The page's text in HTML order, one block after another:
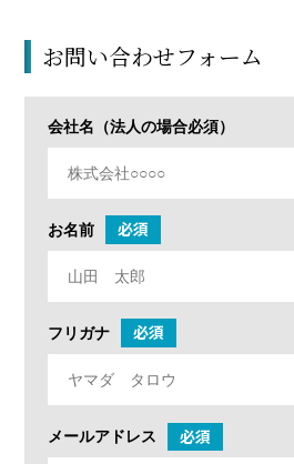
お問い合わせフォーム
会社名 （法人の場合必須）
お名前 必須
フリガナ 必須
メールアドレス 必須